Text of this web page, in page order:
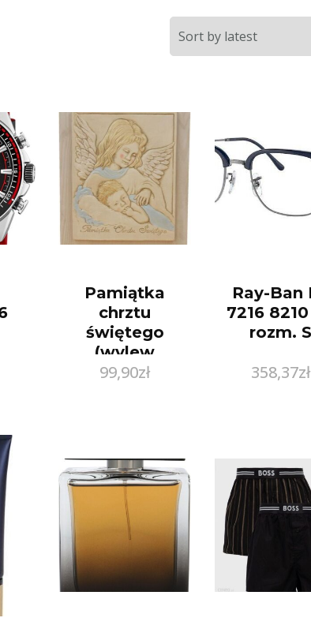
Pamiątka
chrztu
świętego
(wylew
gipsowy na
99,90zł
Ray-Ban
7216
rozm. S
358,37zł